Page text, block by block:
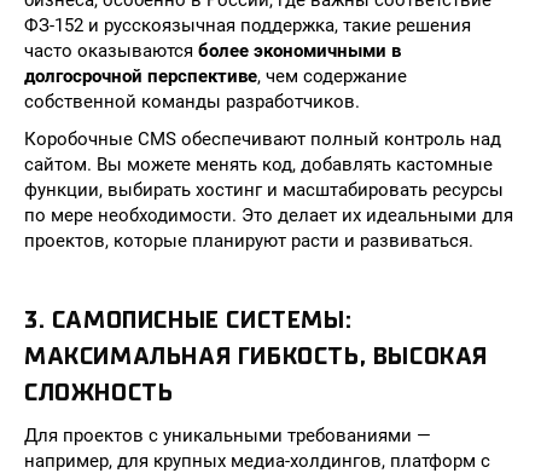
ФЗ-152 и русскоязычная поддержка, такие решения
часто оказываются более экономичными в
долгосрочной перспективе, чем содержание
собственной команды разработчиков.
Коробочные CMS обеспечивают полный контроль над
сайтом. Вы можете менять код, добавлять кастомные
функции, выбирать хостинг и масштабировать ресурсы
по мере необходимости. Это делает их идеальными для
проектов, которые планируют расти и развиваться.
3. САМОПИСНЫЕ СИСТЕМЫ:
МАКСИМАЛЬНАЯ ГИБКОСТЬ, ВЫСОКАЯ
СЛОЖНОСТЬ
Для проектов с уникальными требованиями —
например, для крупных медиа-холдингов, платформ с